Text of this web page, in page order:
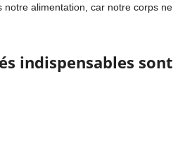
notre alimentation, car notre corps ne
indispensables sont